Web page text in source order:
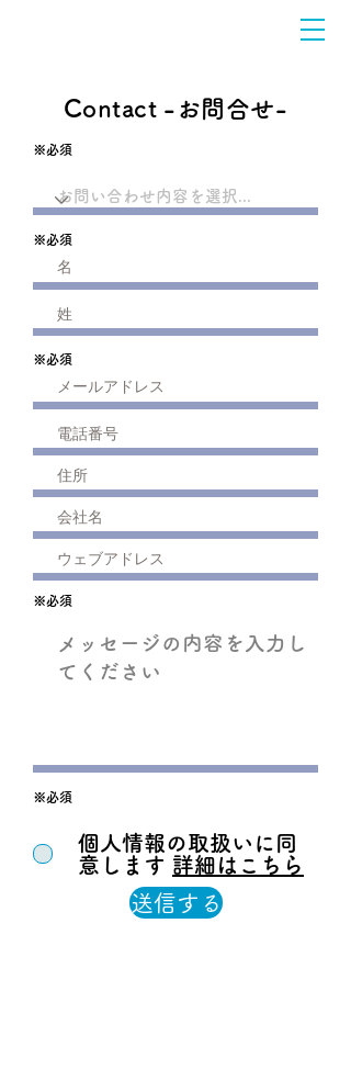
Contact -お問合せ-
※必須
※必須
※必須
※必須
※必須
個人情報の取扱いに同
意します 詳細はこちら
送信する